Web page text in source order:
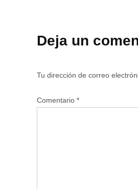
Deja un
Tu dirección de correo
Comentario *